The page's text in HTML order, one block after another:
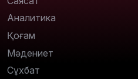
Аналитика
Қоғам
Мәдениет
Сұхбат